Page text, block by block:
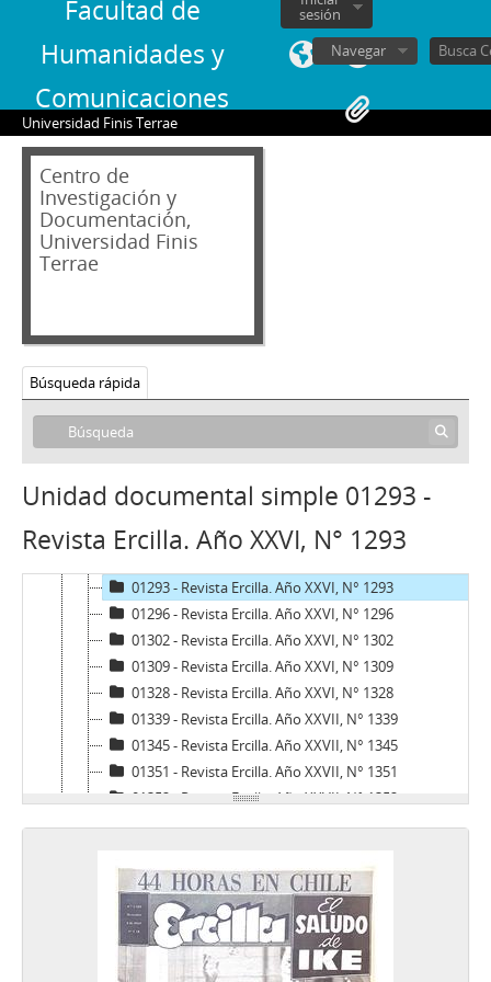
Facultad de
Humanidades y
Comunicaciones
sesión
Navegar
Universidad Finis Terrae
Centro de
Investigación y
Documentación,
Universidad Finis
Terrae
Búsqueda rápida
Unidad documental simple 01293 -
Revista Ercilla. Año XXVI, N° 1293
04 - Hemeroteca
AB - Andrés Bello: Revista de Literatura y Arte
AN - Algo Nuevo
CRI - China Revista Ilustrada
CU - Cuncuna
D - Desfile
DyT - Diálogo y Transición
Di - Dinacos
01196 - Revista Ercilla. Año XXIV, N° 1196
01224 - Revista Ercilla. Año XXIV, N° 1224
01247 - Revista Ercilla, Año XXV, N° 1247
01293 - Revista Ercilla. Año XXVI, N° 1293
01296 - Revista Ercilla. Año XXVI, N° 1296
01302 - Revista Ercilla. Año XXVI, N° 1302
01309 - Revista Ercilla. Año XXVI, N° 1309
01328 - Revista Ercilla. Año XXVI, N° 1328
01339 - Revista Ercilla. Año XXVII, N° 1339
01345 - Revista Ercilla. Año XXVII, N° 1345
01351 - Revista Ercilla. Año XXVII, N° 1351
01352 - Revista Ercilla. Año XXVII, N° 1352
01357 - Revista Ercilla. Año XXVII, N° 1357
01360 - Revista Ercilla. Año XXVI, N° 1360
01363 - Revista Ercilla. Año XXVII, N° 1363
01368 - Revista Ercilla. Año XXVII, N° 1368
01371 - Revista Ercilla. Año XXVII, N° 1371